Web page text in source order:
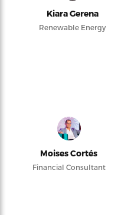
Kiara Gerena
Renewable Energy
Moises Cortés
Financial Consultant